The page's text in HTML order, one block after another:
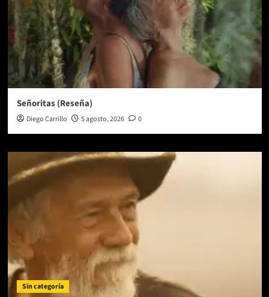
Señoritas (Reseña)
Diego Carrillo 5 agosto, 2026 0
Sin categoría